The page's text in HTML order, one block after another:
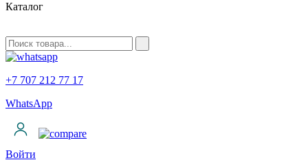
Каталог
+7 707 212 77 17
WhatsApp
Войти